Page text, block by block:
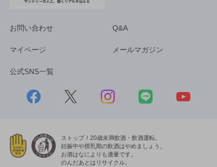
お問い合わせ Q&A
マイページ メールマガジン
公式SNS一覧
ストップ！20歳未満飲酒・飲酒運転。
妊娠中や授乳期の飲酒はやめましょう。
お酒はなによりも適量です。
のんだあとはリサイクル。